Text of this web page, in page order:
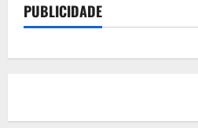
e
enfrenta
dificuldades
PUBLICIDADE